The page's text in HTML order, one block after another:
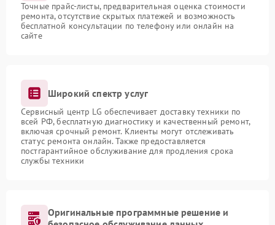
Точные прайс-листы, предварительная оценка стоимости
ремонта, отсутствие скрытых платежей и возможность
бесплатной консультации по телефону или онлайн на
сайте
Широкий спектр услуг
Сервисный центр LG обеспечивает доставку техники по
всей РФ, бесплатную диагностику и качественный ремонт,
включая срочный ремонт. Клиенты могут отслеживать
статус ремонта онлайн. Также предоставляется
постгарантийное обслуживание для продления срока
службы техники
Оригинальные программные решение и